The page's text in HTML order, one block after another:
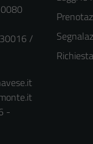
/
-